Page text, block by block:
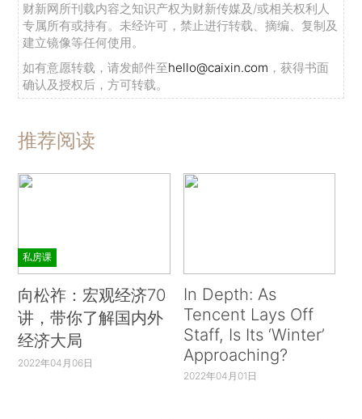
财新网所刊载内容之知识产权为财新传媒及/或相关权利人
专属所有或持有。未经许可，禁止进行转载、摘编、复制及
建立镜像等任何使用。
如有意愿转载，请发邮件至hello@caixin.com ，获得书面
确认及授权后，方可转载。
推荐阅读
私房课
向松祚：宏观经济70
讲，带你了解国内外
经济大局
2022年04月06日
In Depth: As
Tencent Lays Off
Staff, Is Its ‘Winter’
Approaching?
2022年04月01日